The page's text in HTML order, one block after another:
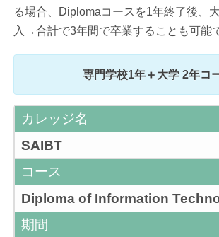
る場合、Diplomaコースを1年終了後、
入→合計で3年間で卒業することも可能
専門学校1年＋大学 2年コ
カレッジ名
SAIBT
コース
Diploma of Information
期間